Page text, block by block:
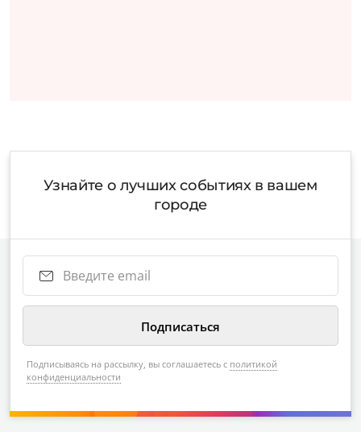
Узнайте о лучших событиях в вашем
городе
Подписываясь на рассылку, вы соглашаетесь с политикой
конфиденциальности